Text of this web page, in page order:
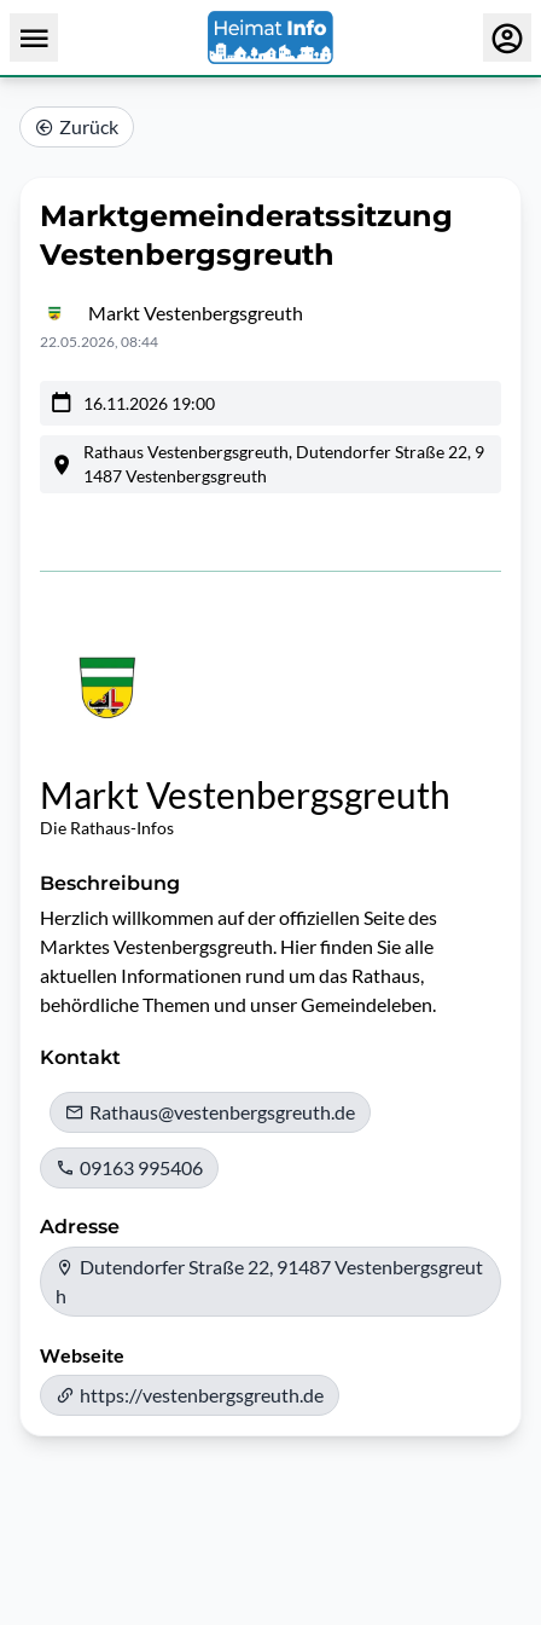
Zurück
Marktgemeinderatssitzung
Vestenbergsgreuth
Markt Vestenbergsgreuth
22.05.2026, 08:44
16.11.2026 19:00
Rathaus Vestenbergsgreuth, Dutendorfer Straße 22, 9
1487 Vestenbergsgreuth
Markt Vestenbergsgreuth
Die Rathaus-Infos
Beschreibung
Herzlich willkommen auf der offiziellen Seite des
Marktes Vestenbergsgreuth. Hier finden Sie alle
aktuellen Informationen rund um das Rathaus,
behördliche Themen und unser Gemeindeleben.
Kontakt
Rathaus@vestenbergsgreuth.de
09163 995406
Adresse
Dutendorfer Straße 22, 91487 Vestenbergsgreut
h
Webseite
https://vestenbergsgreuth.de